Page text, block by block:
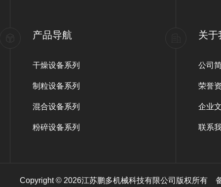
产品导航
干燥设备系列
制粒设备系列
混合设备系列
粉碎设备系列
关于
公司
荣誉
企业
联系
Copyright © 2026江苏鹏多机械科技有限公司版权所有